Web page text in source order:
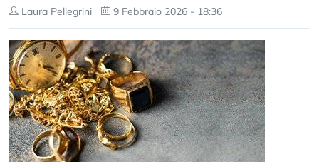
Laura Pellegrini 9 Febbraio 2026 - 18:36